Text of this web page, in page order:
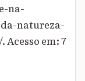
na-
da-natureza-
em: 7